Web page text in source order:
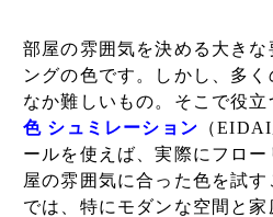
部屋の雰囲気を決める大きな
ングの色です。しかし、多
なか難しいもの。そこで役立
色 シュミレーション （EIDAI
ールを使えば、実際にフロ
屋の雰囲気に合った色を試す
では、特にモダンな空間と